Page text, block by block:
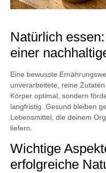
Natürlich
einer
Eine bewusste
unverarbeitete, reine
Körper optimal, sondern
langfristig. Gesund bleiben
Lebensmittel, die deinem
liefern.
Wichtige
erfolgreiche